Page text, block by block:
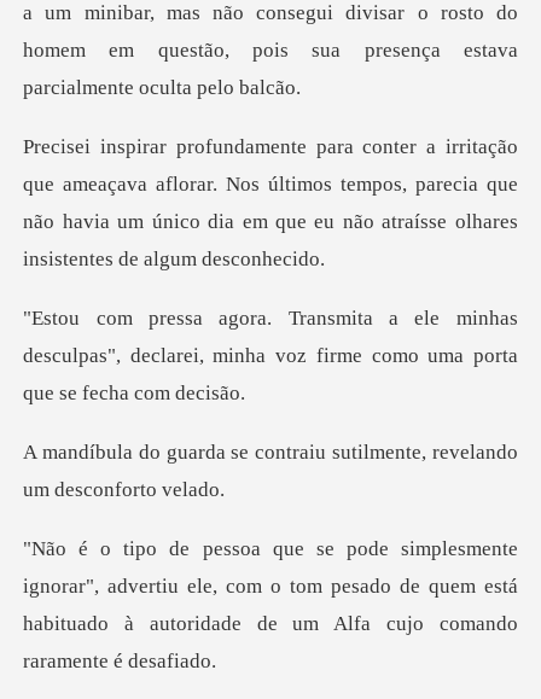
inibar, mas não consegui divisar o rosto do
homem em questão
va aflorar. Nos últimos tempos, parecia que
não havia um único dia
inhas
desculpas", declarei, minha voz firm
ontraiu sutilmente, revela
, advertiu ele, com o tom pesado de quem está
habituado à